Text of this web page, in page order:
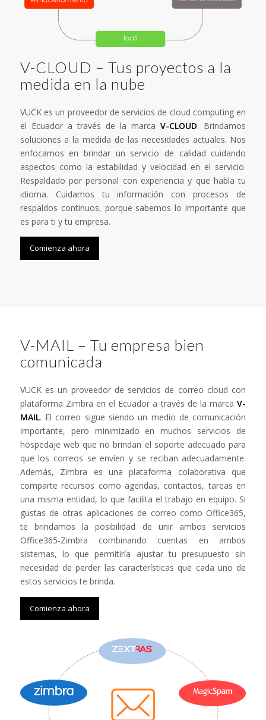
V-CLOUD – Tus proyectos a la
medida en la nube
VUCK es un proveedor de servicios de cloud computing en
el Ecuador a través de la marcaV-CLOUD. Brindamos
soluciones a la medida de las necesidades actuales. Nos
enfocamos en brindar un servicio de calidad cuidando
aspectos como la estabilidad y velocidad en el servicio.
Respaldado por personal con experiencia y que habla tu
idioma. Cuidamos tu información con procesos de
respaldos continuos, porque sabemos lo importante que
es para ti y tu empresa.
Comienza ahora
V-MAIL – Tu empresa bien
comunicada
VUCK es un proveedor de servicios de correo cloud con
plataforma Zimbra en el Ecuador a través de la marcaV-
MAIL. El correo sigue siendo un medio de comunicación
importante, pero minimizado en muchos servicios de
hospedaje web que no brindan el soporte adecuado para
que los correos se envíen y se reciban adecuadamente.
Además, Zimbra es una plataforma colaborativa que
comparte recursos como agendas, contactos, tareas en
una misma entidad, lo que facilita el trabajo en equipo. Si
gustas de otras aplicaciones de correo como Office365,
te brindamos la posibilidad de unir ambos servicios
Office365-Zimbra combinando cuentas en ambos
sistemas, lo que permitiría ajustar tu presupuesto sin
necesidad de perder las características que cada uno de
estos servicios te brinda.
Comienza ahora